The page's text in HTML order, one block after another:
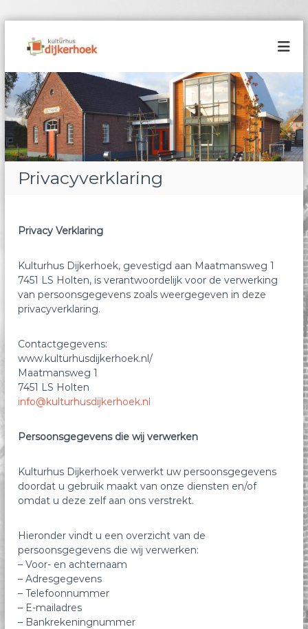
a
a
r
d
i
n
u
s
r
h
Privacyverklaring
Privacy Verklaring
Kulturhus Dijkerhoek, gevestigd aan Maatmansweg 1
7451 LS Holten, is verantwoordelijk voor de verwerking
van persoonsgegevens zoals weergegeven in deze
privacyverklaring.
Contactgegevens:
www.kulturhusdijkerhoek.nl/
Maatmansweg 1
7451 LS Holten
info@kulturhusdijkerhoek.nl
Persoonsgegevens die wij verwerken
Kulturhus Dijkerhoek verwerkt uw persoonsgegevens
doordat u gebruik maakt van onze diensten en/of
omdat u deze zelf aan ons verstrekt.
Hieronder vindt u een overzicht van de
persoonsgegevens die wij verwerken:
– Voor- en achternaam
– Adresgegevens
– Telefoonnummer
– E-mailadres
– Bankrekeningnummer